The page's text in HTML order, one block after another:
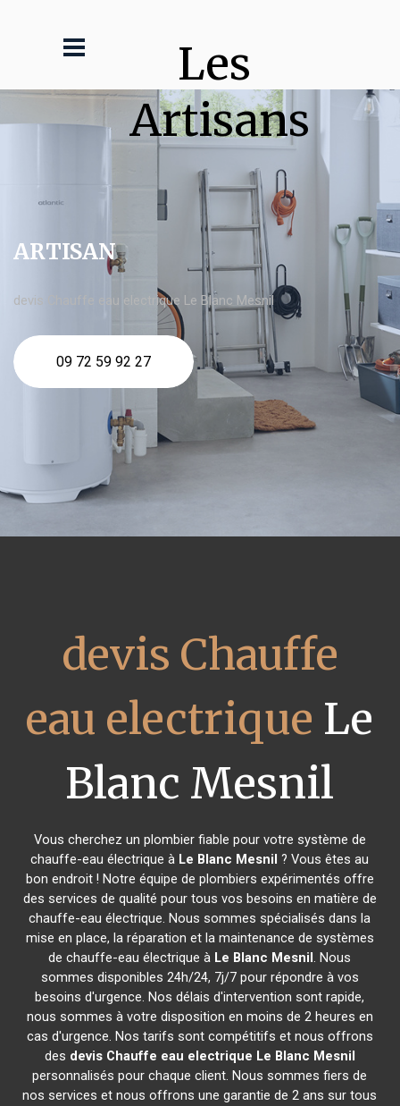
Les
Artisans
ARTISAN
devis Chauffe eau electrique Le Blanc Mesnil
09 72 59 92 27
devis Chauffe
eau electrique Le
Blanc Mesnil
Vous cherchez un plombier fiable pour votre système de
chauffe-eau électrique à Le Blanc Mesnil ? Vous êtes au
bon endroit ! Notre équipe de plombiers expérimentés offre
des services de qualité pour tous vos besoins en matière de
chauffe-eau électrique. Nous sommes spécialisés dans la
mise en place, la réparation et la maintenance de systèmes
de chauffe-eau électrique à Le Blanc Mesnil. Nous
sommes disponibles 24h/24, 7j/7 pour répondre à vos
besoins d'urgence. Nos délais d'intervention sont rapide,
nous sommes à votre disposition en moins de 2 heures en
cas d'urgence. Nos tarifs sont compétitifs et nous offrons
des devis Chauffe eau electrique Le Blanc Mesnil
personnalisés pour chaque client. Nous sommes fiers de
nos services et nous offrons une garantie de 2 ans sur tous